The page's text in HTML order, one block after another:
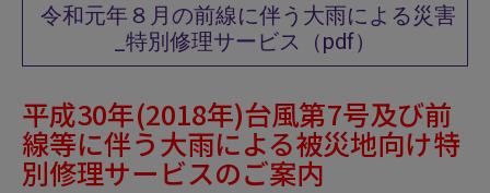
令和元年８月の前線に伴う大雨による災害
_特別修理サービス（pdf）
平成30年(2018年)台風第7号及び前
線等に伴う大雨による被災地向け特
別修理サービスのご案内